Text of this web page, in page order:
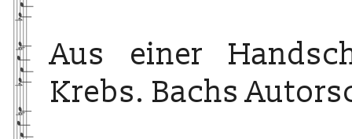
Aus einer
Krebs. Bachs